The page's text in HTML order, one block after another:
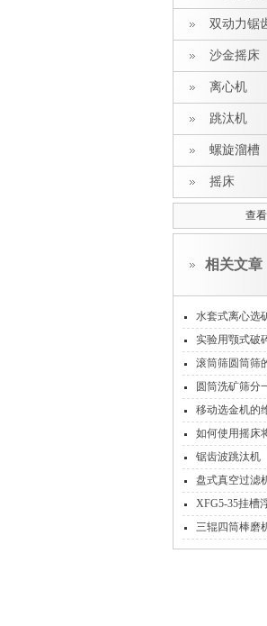
双动力锯
沙金摇床
离心机
跳汰机
螺旋溜槽
摇床
查
相关文章
水套式离心选
处理的需求
实验用颚式破
料进行破碎和
滚筒筛圆筒筛
圆筒洗矿筛分
动筛分设备
移动选金机的
人员的指导下
如何使用摇床
分开
锯齿波跳汰机
盘式真空过滤
XFG5-35挂槽
三辊四筒棒磨
些？